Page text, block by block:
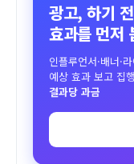
광고, 하기
효과를 먼저
인플루언서·배너·
예상 효과 보고 집
결과당 과금